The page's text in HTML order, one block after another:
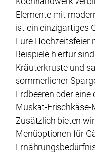
Elemente mit
ist ein einzigartiges
Eure Hochzeitsfeier
Beispiele hierfür
Kräuterkruste und
sommerlicher
Erdbeeren oder
Muskat-Frischkäse-
Zusätzlich bieten
Menüoptionen für